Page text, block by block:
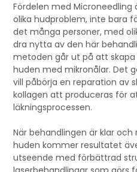
Fördelen med
olika hudproblem, inte bara
det många personer, med
dra nytta av den här
metoden går ut på att skapa
huden med mikronålar. Det
vill påbörja en reparation av
kollagen att produceras för
läkningsprocessen.
När behandlingen är klar och
huden kommer resultatet
utseende med förbättrad